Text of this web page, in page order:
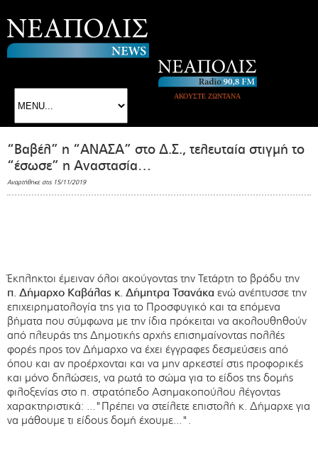
ΑΚΟΥΣΤΕ ΖΩΝΤΑΝΑ
“Βαβέλ” η “ΑΝΑΣΑ” στο Δ.Σ., τελευταία στιγμή το
“έσωσε” η Αναστασία…
Αναρτήθηκε στις 15/11/2019
Έκπληκτοι έμειναν όλοι ακούγοντας την Τετάρτη το βράδυ την
π. Δήμαρχο Καβάλας κ. Δήμητρα Τσανάκα ενώ ανέπτυσσε την
επιχειρηματολογία της για το Προσφυγικό και τα επόμενα
βήματα που σύμφωνα με την ίδια πρόκειται να ακολουθηθούν
από πλευράς της Δημοτικής αρχής επισημαίνοντας πολλές
φορές προς τον Δήμαρχο να έχει έγγραφες δεσμεύσεις από
όπου και αν προέρχονται και να μην αρκεστεί στις προφορικές
και μόνο δηλώσεις, να ρωτά το σώμα για το είδος της δομής
φιλοξενίας στο π. στρατόπεδο Ασημακοπούλου λέγοντας
χαρακτηριστικά: ..."Πρέπει να στείλετε επιστολή κ. Δήμαρχε για
να μάθουμε τι είδους δομή έχουμε...".